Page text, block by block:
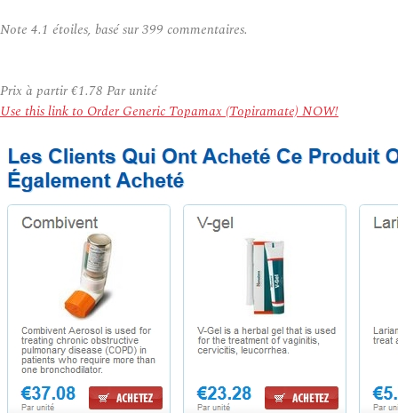
Note 4.1 étoiles, basé sur399 commentaires.
Prix à partir€1.78 Par unité
Use this link to Order Generic Topamax (Topiramate) NOW!